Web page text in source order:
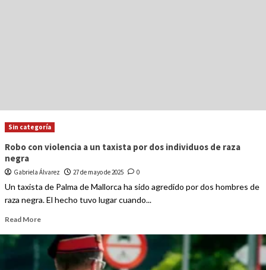
Sin categoría
Robo con violencia a un taxista por dos individuos de raza
negra
Gabriela Álvarez 27 de mayo de 2025 0
Un taxista de Palma de Mallorca ha sido agredido por dos hombres de
raza negra. El hecho tuvo lugar cuando...
Read More